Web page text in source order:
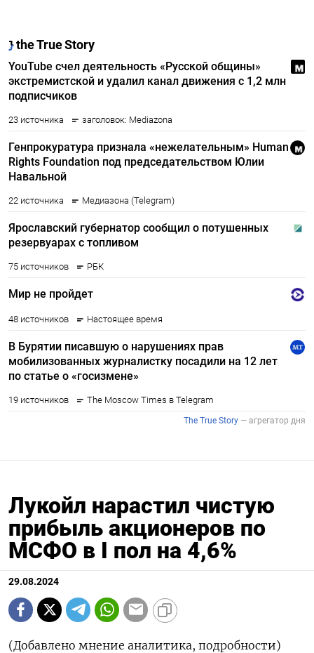
Лукойл нарастил чистую
прибыль акционеров по
МСФО в I пол на 4,6%
29.08.2024
(Добавлено мнение аналитика, подробности)